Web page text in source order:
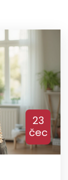
23
čec